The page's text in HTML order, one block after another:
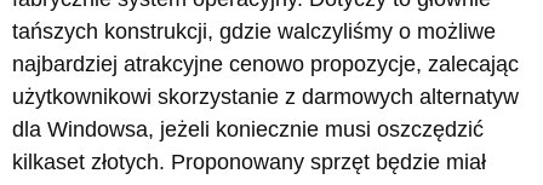
tańszych konstrukcji, gdzie walczyliśmy o możliwe
najbardziej atrakcyjne cenowo propozycje, zalecając
użytkownikowi skorzystanie z darmowych alternatyw
dla Windowsa, jeżeli koniecznie musi oszczędzić
kilkaset złotych. Proponowany sprzęt będzie miał